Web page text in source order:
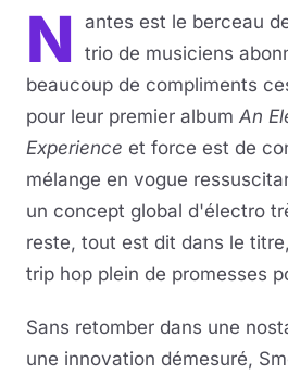
N antes est le berceau
trio de musiciens
beaucoup de compliments
pour leur premier album An
Experience et force est de
mélange en vogue
un concept global d'électro
reste, tout est dit dans le
trip hop plein de promesses
Sans retomber dans une
une innovation démesuré,